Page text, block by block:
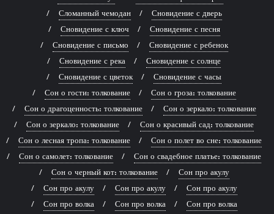
Сломанный чемодан
Сновидение с дверь
Сновидение с ключ
Сновидение с песня
Сновидение с письмо
Сновидение с ребенок
Сновидение с река
Сновидение с солнце
Сновидение с цветок
Сновидение с часы
Сон о гости: толкование
Сон о гроза: толкование
Сон о драгоценность: толкование
Сон о зеркало: толкование
Сон о зеркало: толкование
Сон о красивый сад: толкование
Сон о лесная тропа: толкование
Сон о полет во сне: толкование
Сон о самолет: толкование
Сон о свадебное платье: толкование
Сон о черный кот: толкование
Сон про акулу
Сон про акулу
Сон про акулу
Сон про акулу
Сон про волка
Сон про волка
Сон про волка